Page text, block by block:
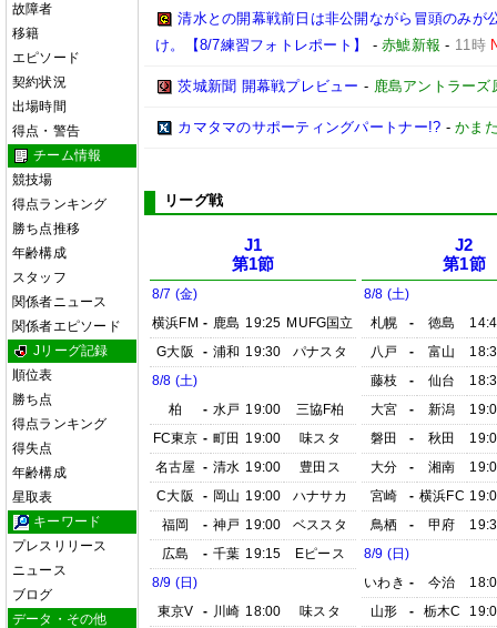
故障者
移籍
エピソード
契約状況
出場時間
得点・警告
チーム情報
競技場
得点ランキング
勝ち点推移
年齢構成
スタッフ
関係者ニュース
関係者エピソード
Jリーグ記録
順位表
勝ち点
得点ランキング
得失点
年齢構成
星取表
キーワード
プレスリリース
ニュース
ブログ
データ・その他
清水との開幕戦前日は非公開ながら冒頭のみが
け。【8/7練習フォトレポート】
-赤鯱新報 - 11時
茨城新聞 開幕戦プレビュー - 鹿島アントラーズ
カマタマのサポーティングパートナー!? -かま
リーグ戦
J1
第1節
8/7 (金)
横浜FM - 鹿島 19:25 MUFG国立
G大阪
- 浦和 19:30
パナスタ
8/8 (土)
柏
- 水戸 19:00
三協F柏
FC東京 - 町田 19:00
味スタ
名古屋 - 清水 19:00
豊田ス
C大阪
- 岡山 19:00
ハナサカ
福岡
- 神戸 19:00
ベススタ
広島
- 千葉 19:15
Eピース
8/9 (日)
東京V
- 川崎 18:00
味スタ
J2
第1節
8/8 (土)
札幌
- 徳島
八戸
- 富山
藤枝
- 仙台
大宮
- 新潟
磐田
- 秋田
大分
- 湘南
宮崎
- 横浜FC
鳥栖
- 甲府
8/9 (日)
いわき - 今治
山形
- 栃木C